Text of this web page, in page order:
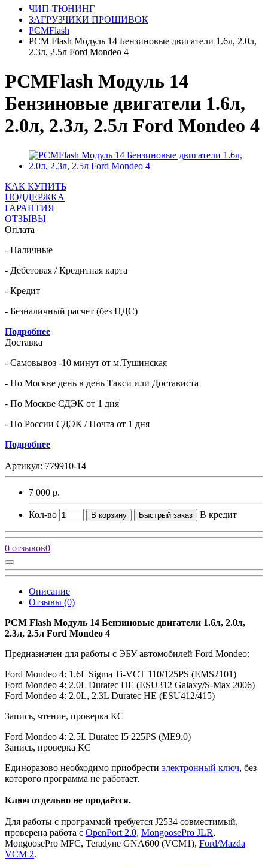
ЧИП-ТЮНИНГ
ЗАГРУЗЧИКИ ПРОШИВОК
PCMFlash
PCM Flash Модуль 14 Бензиновые двигатели 1.6л, 2.0л,
2.3л, 2.5л Ford Mondeo 4
PCMFlash Модуль 14
Бензиновые двигатели 1.6л,
2.0л, 2.3л, 2.5л Ford Mondeo 4
КАК КУПИТЬ
ПОДДЕРЖКА
ГАРАНТИЯ
ОТЗЫВЫ
Оплата
- Наличные
- Дебетовая / Кредитная карта
- Кредит
- Безналичный расчет (без НДС)
Подробнее
Доставка
- Самовывоз -10 минут от м.Тушинская
- По Москве день в день Такси или Достависта
- По Москве СДЭК от 1 дня
- По России СДЭК / Почта от 1 дня
Подробнее
Артикул: 779910-14
7 000 р.
Кол-во В корзину Быстрый заказ В кредит
0 отзывов0
Описание
Отзывы (0)
PCM Flash Модуль 14 Бензиновые двигатели 1.6л, 2.0л,
2.3л, 2.5л Ford Mondeo 4
Предназначен для работы с ЭБУ автомобилей Ford Mondeo:
Ford Mondeo 4: 1.6L Sigma Ti-VCT 110/125PS (EMS2101)
Ford Mondeo 4: 2.0L Duratec HE (ESU312 Galaxy/S-Max 2006)
Ford Mondeo 4: 2.0L, 2.3L Duratec HE (ESU412/415)
Запись, чтение, проверка КС
Ford Mondeo 4: 2.5L Duratec I5 225PS (ME9.0)
Запись, проверка КС
Единоразово необходимо приобрести электронный ключ, без
которого программа не работает.
Ключ отдельно не продаётся.
Для работы с программой требуется J2534 совместимый,
проверена работа с OpenPort 2.0, MongoosePro JLR,
MongoosePro MFC, Teradyne GNA600 (VCM1), Ford/Mazda
VCM 2.